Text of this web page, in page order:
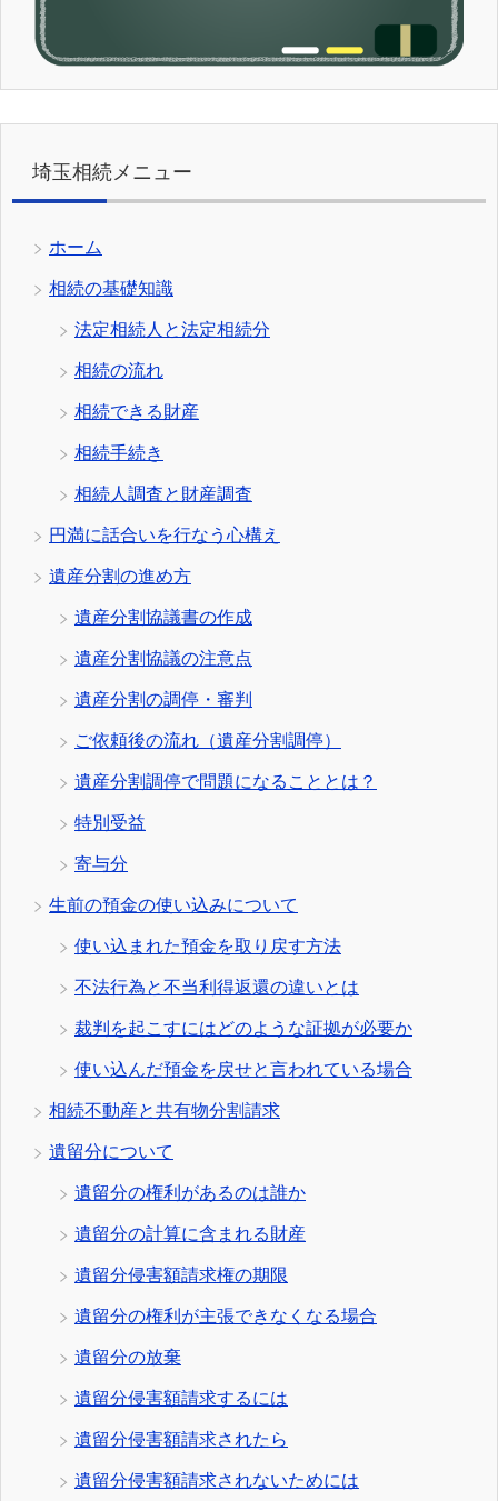
埼玉相続メニュー
ホーム
相続の基礎知識
法定相続人と法定相続分
相続の流れ
相続できる財産
相続手続き
相続人調査と財産調査
円満に話合いを行なう心構え
遺産分割の進め方
遺産分割協議書の作成
遺産分割協議の注意点
遺産分割の調停・審判
ご依頼後の流れ（遺産分割調停）
遺産分割調停で問題になることとは？
特別受益
寄与分
生前の預金の使い込みについて
使い込まれた預金を取り戻す方法
不法行為と不当利得返還の違いとは
裁判を起こすにはどのような証拠が必要か
使い込んだ預金を戻せと言われている場合
相続不動産と共有物分割請求
遺留分について
遺留分の権利があるのは誰か
遺留分の計算に含まれる財産
遺留分侵害額請求権の期限
遺留分の権利が主張できなくなる場合
遺留分の放棄
遺留分侵害額請求するには
遺留分侵害額請求されたら
遺留分侵害額請求されないためには